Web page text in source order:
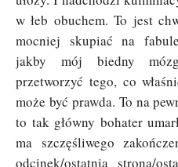
w łeb obuchem. To jest
mocniej skupiać na
jakby mój biedny
przetworzyć tego, co
może być prawda. To na
to tak główny bohater
ma szczęśliwego
odcinek/ostatnia strona/